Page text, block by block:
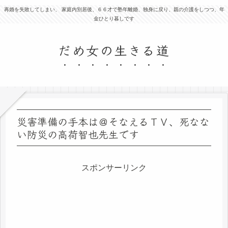
再婚を失敗してしまい、 家庭内別居後、６６才で塾年離婚、独身に戻り、親の介護をしつつ、年
金ひとり暮しです
だめ女の生きる道
災害準備の手本は＠そなえるＴＶ、死なな
い防災の高荷智也先生です
スポンサーリンク